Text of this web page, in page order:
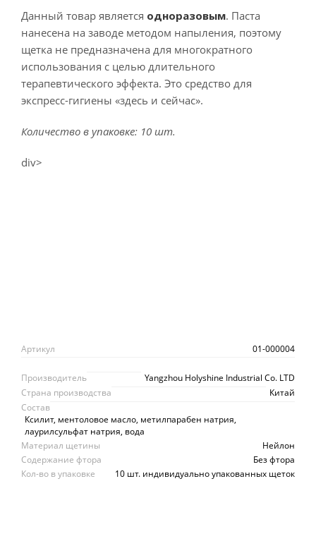
Данный товар является одноразовым. Паста
нанесена на заводе методом напыления, поэтому
щетка не предназначена для многократного
использования с целью длительного
терапевтического эффекта. Это средство для
экспресс-гигиены «здесь и сейчас».
Количество в упаковке: 10 шт.
div>
Артикул 01-000004
Производитель
Yangzhou Holyshine Industrial Co. LTD
Страна производства
Китай
Состав
Ксилит, ментоловое масло, метилпарабен натрия,
лаурилсульфат натрия, вода
Материал щетины
Нейлон
Содержание фтора
Без фтора
Кол-во в упаковке
10 шт. индивидуально упакованных щеток